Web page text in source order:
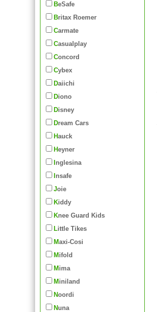
BeSafe
Britax Roemer
Carmate
Casualplay
Concord
Cybex
Daiichi
Diono
Disney
Dream Cars
Hauck
Heyner
Inglesina
Insafe
Joie
Kiddy
Knee Guard Kids
Little Tikes
Maxi-Cosi
Mifold
Mima
Miniland
Noordi
Nuna